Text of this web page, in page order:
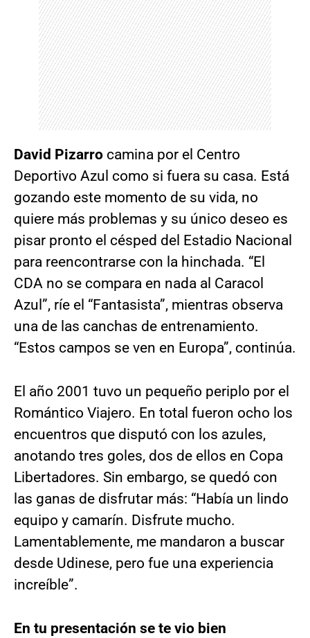
David Pizarro camina por el Centro
Deportivo Azul como si fuera su casa. Está
gozando este momento de su vida, no
quiere más problemas y su único deseo es
pisar pronto el césped del Estadio Nacional
para reencontrarse con la hinchada. “El
CDA no se compara en nada al Caracol
Azul”, ríe el “Fantasista”, mientras observa
una de las canchas de entrenamiento.
“Estos campos se ven en Europa”, continúa.
El año 2001 tuvo un pequeño periplo por el
Romántico Viajero. En total fueron ocho los
encuentros que disputó con los azules,
anotando tres goles, dos de ellos en Copa
Libertadores. Sin embargo, se quedó con
las ganas de disfrutar más: “Había un lindo
equipo y camarín. Disfrute mucho.
Lamentablemente, me mandaron a buscar
desde Udinese, pero fue una experiencia
increíble”.
En tu presentación se te vio bien